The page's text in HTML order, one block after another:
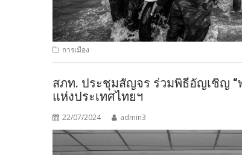
การเมือง
สภท. ประชุมสัญจร ร่วมพิธีอัญเชิญ
แห่งประเทศไทยฯ
22/07/2024 admin3